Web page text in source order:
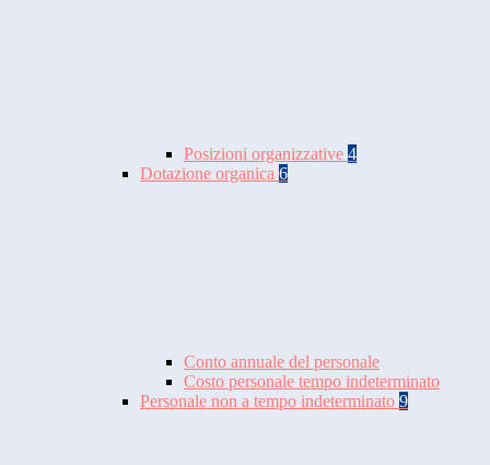
Posizioni organizzative 4
Dotazione organica 6
Conto annuale del personale
Costo personale tempo indeterminato
Personale non a tempo indeterminato 9